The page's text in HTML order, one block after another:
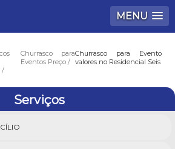
MENU
Churrasco para
Eventos Preço
Churrasco para Evento
valores no Residencial Seis
Serviços